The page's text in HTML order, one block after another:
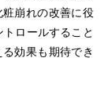
崩れの改善に役
ロールすること
効果も期待でき